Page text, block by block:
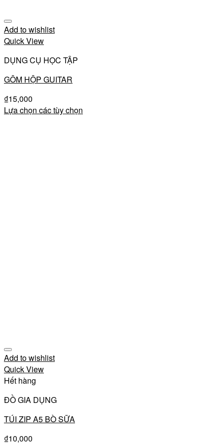
Add to wishlist
Quick View
DỤNG CỤ HỌC TẬP
GÔM HỘP GUITAR
₫15,000
Lựa chọn các tùy chọn
Add to wishlist
Quick View
Hết hàng
ĐỒ GIA DỤNG
TÚI ZIP A5 BÒ SỮA
₫10,000